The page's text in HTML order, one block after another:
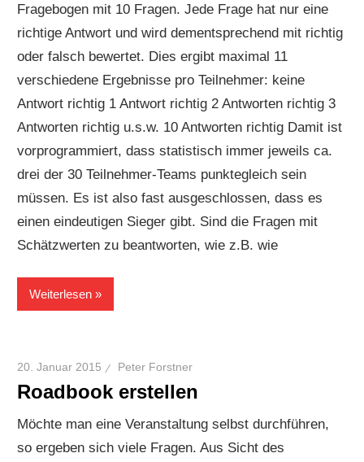
Fragebogen mit 10 Fragen. Jede Frage hat nur eine
richtige Antwort und wird dementsprechend mit richtig
oder falsch bewertet. Dies ergibt maximal 11
verschiedene Ergebnisse pro Teilnehmer: keine
Antwort richtig 1 Antwort richtig 2 Antworten richtig 3
Antworten richtig u.s.w. 10 Antworten richtig Damit ist
vorprogrammiert, dass statistisch immer jeweils ca.
drei der 30 Teilnehmer-Teams punktegleich sein
müssen. Es ist also fast ausgeschlossen, dass es
einen eindeutigen Sieger gibt. Sind die Fragen mit
Schätzwerten zu beantworten, wie z.B. wie
Weiterlesen
20. Januar 2015 Peter Forstner
Roadbook erstellen
Möchte man eine Veranstaltung selbst durchführen,
so ergeben sich viele Fragen. Aus Sicht des